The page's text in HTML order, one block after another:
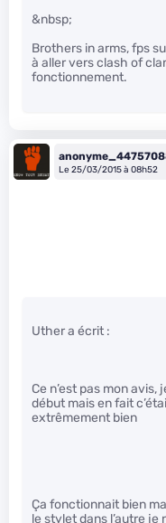
&nbsp;
Brothers in arms, fps
à aller vers clash of
fonctionnement.
Le 25/03/2015 à 08h52
Uther a écrit :
Ce n’est pas mon
début mais en fait
extrêmement bien
Ça fonctionnait bien
le stylet dans l’autre je